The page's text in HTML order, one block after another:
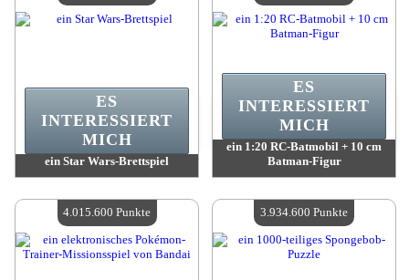
ein Star Wars-Brettspiel
Verfügbare Menge:4
ES
INTERESSIERT
MICH
ein 1:20 RC-Batmobil + 10 cm
Batman-Figur
Verfügbare Menge:4
ES
INTERESSIERT
MICH
4.015.600 Punkte 3.934.600 Punkte